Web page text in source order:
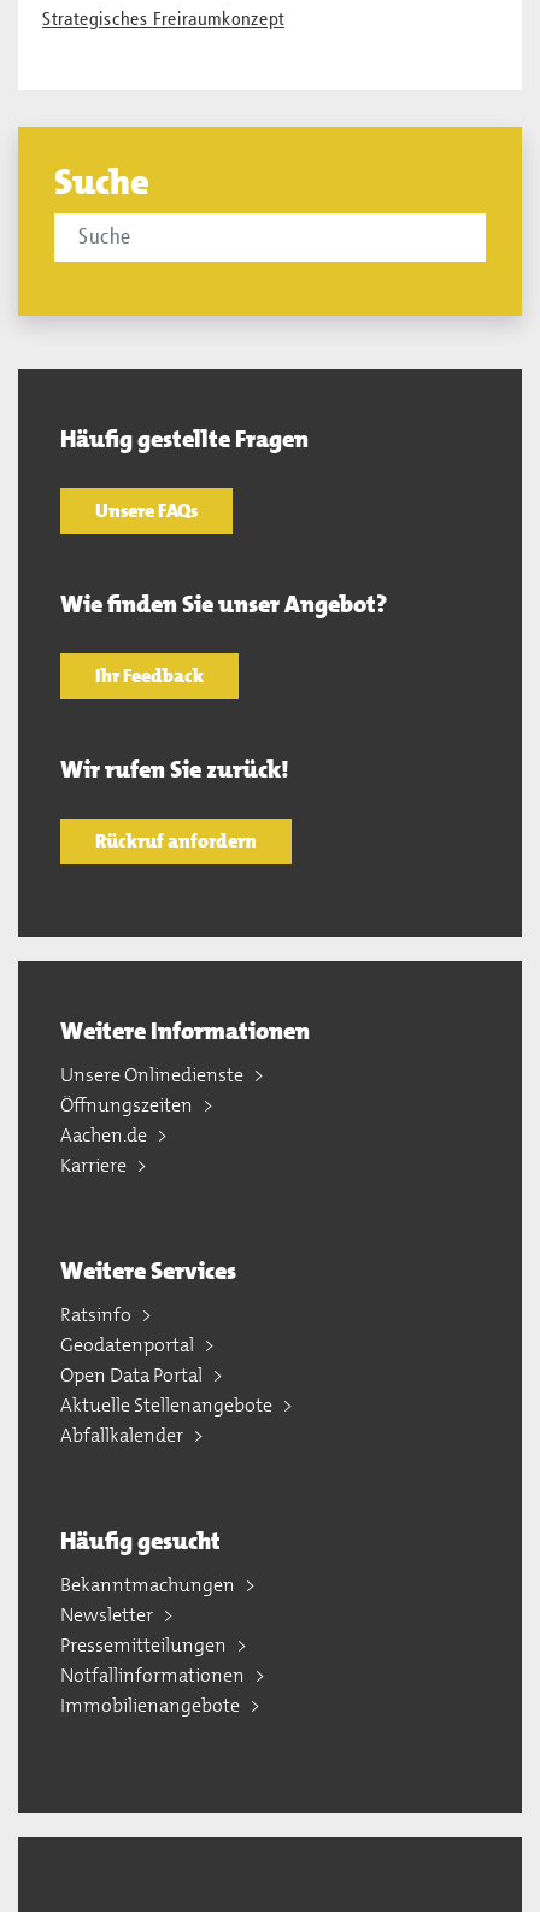
Strategisches Freiraumkonzept
Suche
Häufig gestellte Fragen
Unsere FAQs
Wie finden Sie unser Angebot?
Ihr Feedback
Wir rufen Sie zurück!
Rückruf anfordern
Weitere Informationen
Unsere Onlinedienste
Öffnungszeiten
Aachen.de
Karriere
Weitere Services
Ratsinfo
Geodatenportal
Open Data Portal
Aktuelle Stellenangebote
Abfallkalender
Häufig gesucht
Bekanntmachungen
Newsletter
Pressemitteilungen
Notfallinformationen
Immobilienangebote